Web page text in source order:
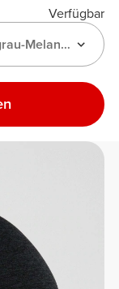
Verfügbar
Melange